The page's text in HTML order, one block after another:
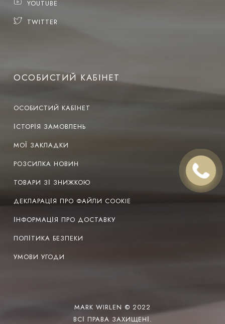
YOUTUBE
TWITTER
ОСОБИСТИЙ КАБІНЕТ
ОСОБИСТИЙ КАБІНЕТ
ІСТОРІЯ ЗАМОВЛЕНЬ
МОЇ ЗАКЛАДКИ
РОЗСИЛКА НОВИН
ТОВАРИ ЗІ ЗНИЖКОЮ
ДЕКЛАРАЦІЯ ПРО ФАЙЛИ COOKIE
ІНФОРМАЦІЯ ПРО ДОСТАВКУ
ПОЛІТИКА БЕЗПЕКИ
УМОВИ УГОДИ
MARK WIRLEN © 2022
ВСІ ПРАВА ЗАХИЩЕНІ.